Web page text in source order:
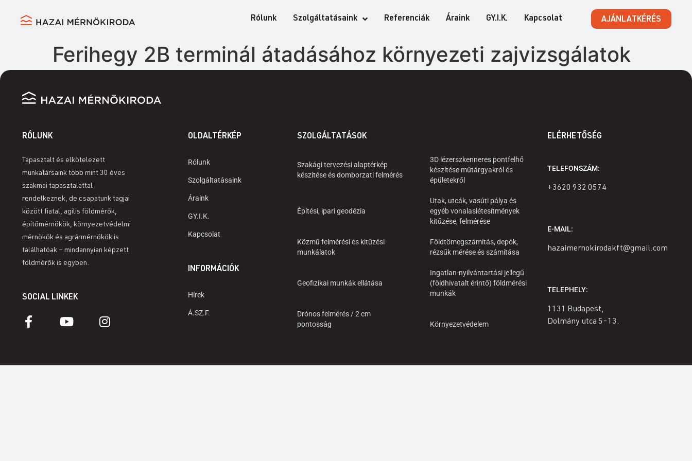
Rólunk Szolgáltatásaink Referenciák Áraink GY.I.K. Kapcsolat AJÁNLATKÉRÉS
Ferihegy 2B terminál átadásához környezeti zajvizsgálatok
RÓLUNK
Tapasztalt és elkötelezett
munkatársaink több mint 30 éves
szakmai tapasztalattal
rendelkeznek, de csapatunk tagjai
között fiatal, agilis földmérők,
építőmérnökök, környezetvédelmi
mérnökök és agrármérnökök is
találhatóak – mindannyian képzett
földmérők is egyben.
SOCIAL LINKEK
OLDALTÉRKÉP
Rólunk
Szolgáltatásaink
Áraink
GY.I.K.
Kapcsolat
INFORMÁCIÓK
Hírek
Á.SZ.F.
SZOLGÁLTATÁSOK
Szakági tervezési alaptérkép
készítése és domborzati felmérés
3D lézerszkenneres pontfelhő
készítése műtárgyakról és
épületekről
Építési, ipari geodézia
Utak, utcák, vasúti pálya és
egyéb vonalaslétesítmények
kitűzése, felmérése
Közmű felmérési és kitűzési
munkálatok
Földtömegszámítás, depók,
rézsűk mérése és számítása
Geofizikai munkák ellátása
Ingatlan-nyilvántartási jellegű
(földhivatalt érintő) földmérési
munkák
Drónos felmérés / 2 cm
pontosság
Környezetvédelem
ELÉRHETŐSÉG
TELEFONSZÁM:
+3620 932 0574
E-MAIL:
hazaimernokirodakft@gmail.com
TELEPHELY:
1131 Budapest,
Dolmány utca 5-13.